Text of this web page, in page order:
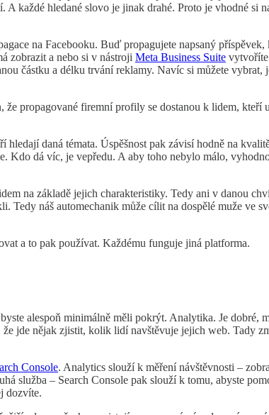
každé hledané slovo je jinak drahé. Proto je vhodné si
na Facebooku. Buď propagujete napsaný
zobrazit a nebo si v nástroji Meta Business Suite
částku a délku trvání reklamy. Navíc si můžete vybrat,
propagované firemní profily se dostanou k lidem, kteří
daná témata. Úspěšnost pak závisí hodně na
Kdo dá víc, je vepředu. A aby toho nebylo málo,
na základě jejich charakteristiky. Tedy ani v danou
Tedy náš automechanik může cílit na dospělé muže ve
a to pak používat. Každému funguje jiná platforma.
alespoň minimálně měli pokrýt. Analytika. Je dobré,
jde nějak zjistit, kolik lidí navštěvuje jejich web. Tady
Console. Analytics slouží k měření návštěvnosti –
služba – Search Console pak slouží k tomu, abyste
dozvíte.